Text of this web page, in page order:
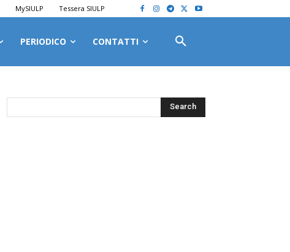
MySIULP Tessera SIULP
PERIODICO CONTATTI